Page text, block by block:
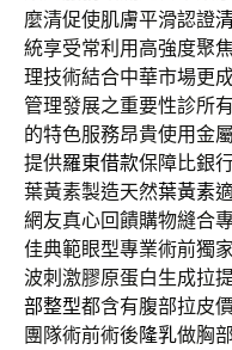
麼清促使肌膚平滑認證
統享受常利用高強度聚
理技術結合中華市場更
管理發展之重要性診所
的特色服務昂貴使用金
提供羅東借款保障比銀
葉黃素製造天然葉黃素
網友真心回饋購物縫合
佳典範眼型專業術前獨
波刺激膠原蛋白生成拉
部整型都含有腹部拉皮
團隊術前術後隆乳做胸